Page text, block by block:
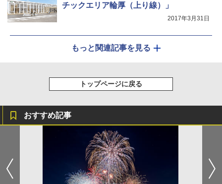
チックエリア輪厚（上り線）」
2017年3月31日
もっと関連記事を見る
トップページに戻る
おすすめ記事